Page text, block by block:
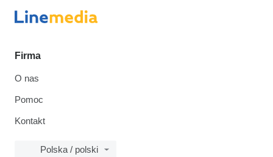
Firma
O nas
Pomoc
Kontakt
Polska / polski